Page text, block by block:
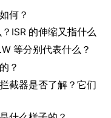
何？
ISR 的伸缩又指什么
等分别代表什么？
？
截器是否了解？它们